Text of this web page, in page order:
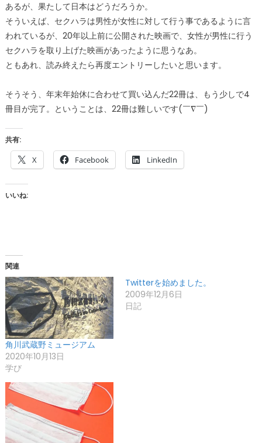
あるが、果たして日本はどうだろうか。
そういえば、セクハラは男性が女性に対して行う事であるように言
われているが、20年以上前に公開された映画で、女性が男性に行う
セクハラを取り上げた映画があったように思うなあ。
ともあれ、読み終えたら再度エントリーしたいと思います。
そうそう、年末年始休に合わせて買い込んだ22冊は、もう少しで4
冊目が完了。ということは、22冊は難しいです(￣∇￣)
共有:
X Facebook LinkedIn
いいね:
関連
角川武蔵野ミュージアム
2020年10月13日
学び
Twitterを始めました。
2009年12月6日
日記